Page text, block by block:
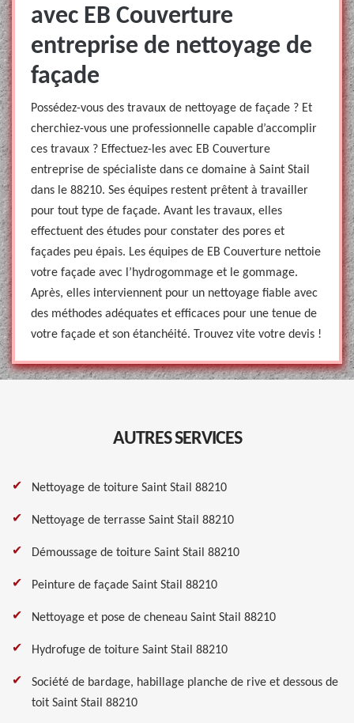
avec EB Couverture
entreprise de nettoyage de
façade
Possédez-vous des travaux de nettoyage de façade ? Et
cherchiez-vous une professionnelle capable d’accomplir
ces travaux ? Effectuez-les avec EB Couverture
entreprise de spécialiste dans ce domaine à Saint Stail
dans le 88210. Ses équipes restent prêtent à travailler
pour tout type de façade. Avant les travaux, elles
effectuent des études pour constater des pores et
façades peu épais. Les équipes de EB Couverture nettoie
votre façade avec l’hydrogommage et le gommage.
Après, elles interviennent pour un nettoyage fiable avec
des méthodes adéquates et efficaces pour une tenue de
votre façade et son étanchéité. Trouvez vite votre devis !
AUTRES SERVICES
Nettoyage de toiture Saint Stail 88210
Nettoyage de terrasse Saint Stail 88210
Démoussage de toiture Saint Stail 88210
Peinture de façade Saint Stail 88210
Nettoyage et pose de cheneau Saint Stail 88210
Hydrofuge de toiture Saint Stail 88210
Société de bardage, habillage planche de rive et dessous de
toit Saint Stail 88210